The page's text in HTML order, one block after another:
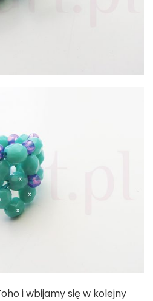
i wbijamy się w kolejny